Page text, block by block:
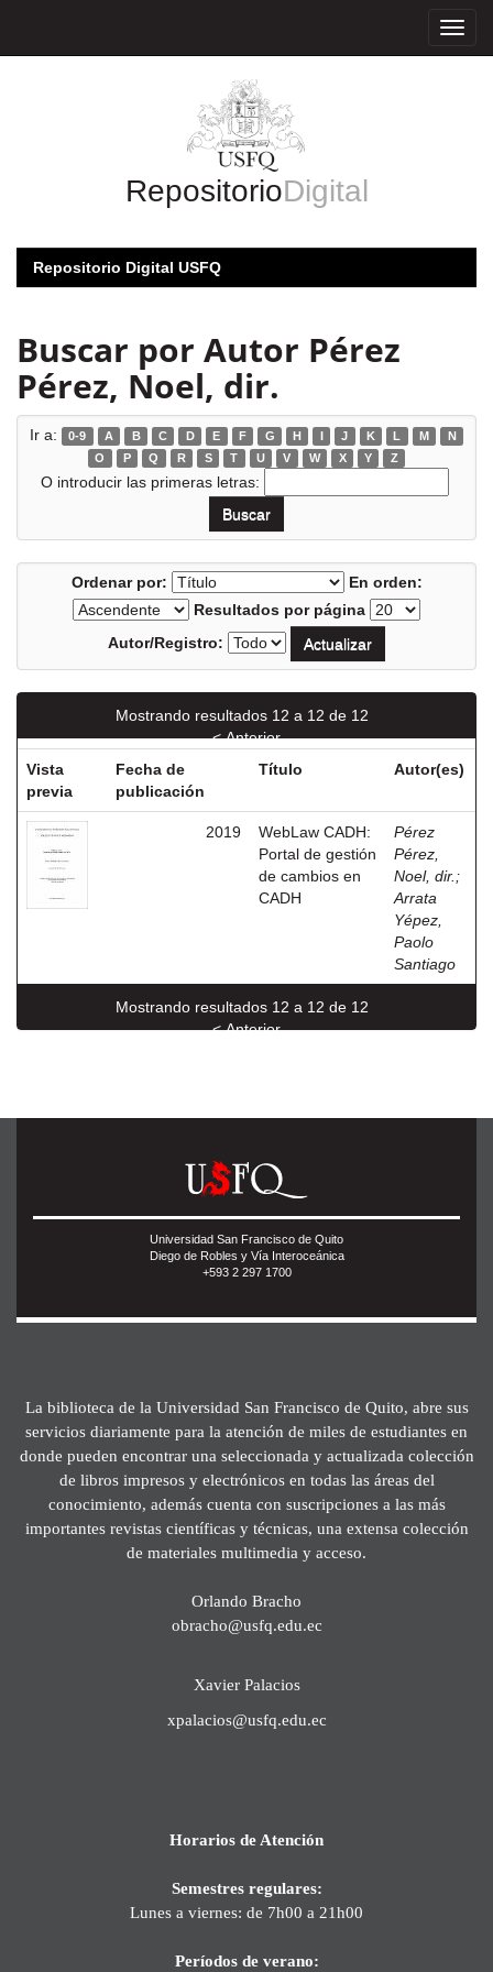
RepositorioDigital
Repositorio Digital USFQ
Buscar por Autor Pérez
Pérez, Noel, dir.
Ir a: 0-9 A B C D E F G H I J K L M
N
O
P Q R S T U V W X Y Z
O introducir las primeras letras:
Ordenar por:
En orden:
Resultados por página
Autor/Registro:
Mostrando resultados 12 a 12 de 12
< Anterior
Vista
previa
Fecha de
publicación
Título Autor(es)
2019
WebLaw CADH:
Portal de gestión
de cambios en
CADH
Pérez
Pérez,
Noel, dir. ;
Arrata
Yépez,
Paolo
Santiago
Mostrando resultados 12 a 12 de 12
< Anterior
Universidad San Francisco de Quito
Diego de Robles y Vía Interoceánica
+593 2 297 1700
La biblioteca de la Universidad San Francisco de Quito, abre sus
servicios diariamente para la atención de miles de estudiantes en
donde pueden encontrar una seleccionada y actualizada colección
de libros impresos y electrónicos en todas las áreas del
conocimiento, además cuenta con suscripciones a las más
importantes revistas científicas y técnicas, una extensa colección
de materiales multimedia y acceso.
Orlando Bracho
obracho@usfq.edu.ec
Xavier Palacios
xpalacios@usfq.edu.ec
Horarios de Atención
Semestres regulares:
Lunes a viernes: de 7h00 a 21h00
Períodos de verano: